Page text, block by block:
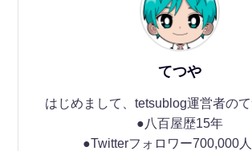
てつや
はじめまして、tetsublog運営者のて
●八百屋歴15年
●Twitterフォロワー700,000